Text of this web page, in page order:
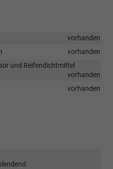
vorhanden
vorhanden
und Reifendichtmittel
vorhanden
vorhanden